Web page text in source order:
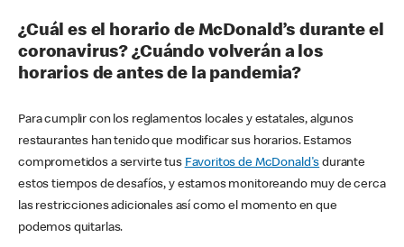
¿Cuál es el horario de McDonald’s durante el
coronavirus? ¿Cuándo volverán a los
horarios de antes de la pandemia?
Para cumplir con los reglamentos locales y estatales, algunos
restaurantes han tenido que modificar sus horarios. Estamos
comprometidos a servirte tus Favoritos de McDonald's durante
estos tiempos de desafíos, y estamos monitoreando muy de cerca
las restricciones adicionales así como el momento en que
podemos quitarlas.